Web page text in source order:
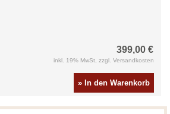
399,00 €
inkl. 19% MwSt, zzgl. Versandkosten
» In den Warenkorb